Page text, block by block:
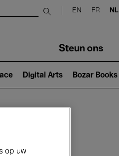
Submit search
EN FR NL
Steun ons
Digital Arts Bozar Books
op uw